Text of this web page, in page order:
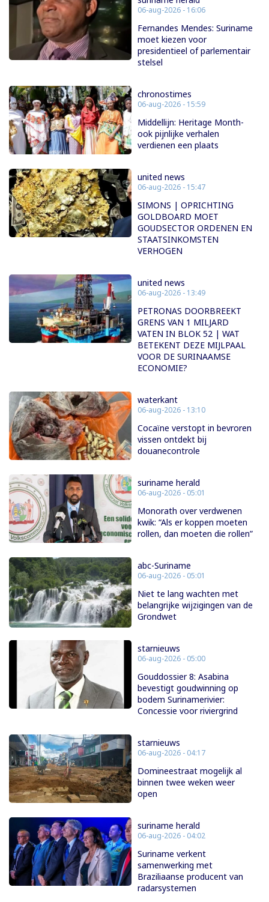
06-aug-2026 - 16:06
Fernandes Mendes: Suriname
moet kiezen voor
presidentieel of parlementair
stelsel
chronostimes
06-aug-2026 - 15:59
Middellijn: Heritage Month-
ook pijnlijke verhalen
verdienen een plaats
united news
06-aug-2026 - 15:47
SIMONS | OPRICHTING
GOLDBOARD MOET
GOUDSECTOR ORDENEN EN
STAATSINKOMSTEN
VERHOGEN
united news
06-aug-2026 - 13:49
PETRONAS DOORBREEKT
GRENS VAN 1 MILJARD
VATEN IN BLOK 52 | WAT
BETEKENT DEZE MIJLPAAL
VOOR DE SURINAAMSE
ECONOMIE?
waterkant
06-aug-2026 - 13:10
Cocaïne verstopt in bevroren
vissen ontdekt bij
douanecontrole
suriname herald
06-aug-2026 - 05:01
Monorath over verdwenen
kwik: “Als er koppen moeten
rollen, dan moeten die rollen”
abc-Suriname
06-aug-2026 - 05:01
Niet te lang wachten met
belangrijke wijzigingen van de
Grondwet
starnieuws
06-aug-2026 - 05:00
Gouddossier 8: Asabina
bevestigt goudwinning op
bodem Surinamerivier:
Concessie voor riviergrind
starnieuws
06-aug-2026 - 04:17
Domineestraat mogelijk al
binnen twee weken weer
open
suriname herald
06-aug-2026 - 04:02
Suriname verkent
samenwerking met
Braziliaanse producent van
radarsystemen